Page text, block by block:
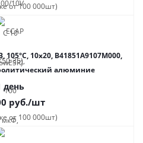
от 100 000шт)
105°C, 10x20, B41851A9107M000,
алюминие
день
руб./шт
от 100 000шт)